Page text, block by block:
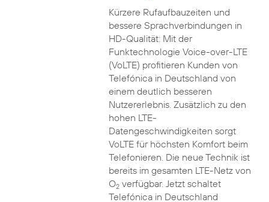
Kürzere Rufaufbauzeiten und
bessere Sprachverbindungen in
HD-Qualität: Mit der
Funktechnologie Voice-over-LTE
(VoLTE) profitieren Kunden von
Telefónica in Deutschland von
einem deutlich besseren
Nutzererlebnis. Zusätzlich zu den
hohen LTE-
Datengeschwindigkeiten sorgt
VoLTE für höchsten Komfort beim
Telefonieren. Die neue Technik ist
bereits im gesamten LTE-Netz von
O2verfügbar. Jetzt schaltet
Telefónica in Deutschland